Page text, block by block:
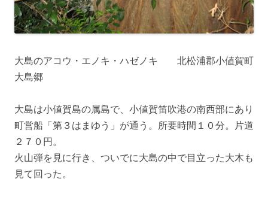
大島のアコウ・エノキ・ハゼノキ 北松浦郡小値賀町
大島郷
大島は小値賀島の属島で、小値賀笛吹港の南西部にあり
町営船「第３はまゆう」が通う。所要時間１０分。片道
２７０円。
火山弾を見に行き、ついでに大島の中で目立った大木も
見て回った。